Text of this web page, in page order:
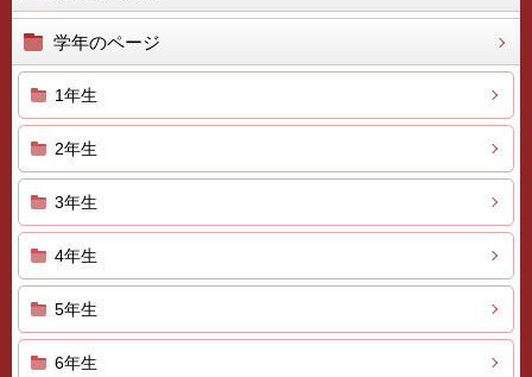
学年のページ
1年生
2年生
3年生
4年生
5年生
6年生